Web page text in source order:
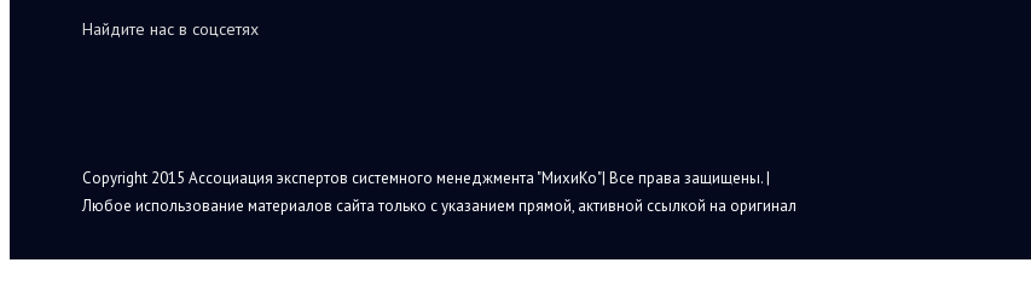
Найдите нас в соцсетях
Copyright 2015 Ассоциация экспертов системного менеджмента "МихиКо"| Все права защищены. |
Любое использование материалов сайта только с указанием прямой, активной ссылкой на оригинал